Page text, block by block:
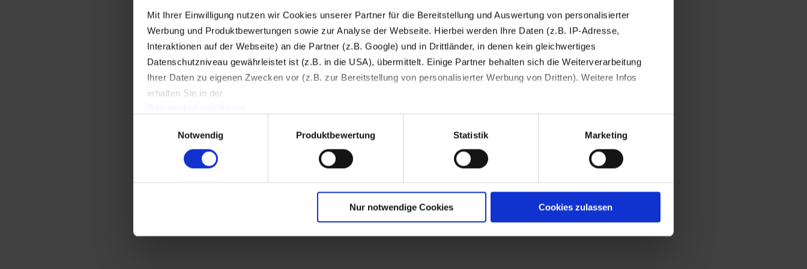
Mit Ihrer Einwilligung nutzen wir Cookies unserer Partner für die Bereitstellung und Auswertung von personalisierter
Werbung und Produktbewertungen sowie zur Analyse der Webseite. Hierbei werden Ihre Daten (z.B. IP-Adresse,
Interaktionen auf der Webseite) an die Partner (z.B. Google) und in Drittländer, in denen kein gleichwertiges
Datenschutzniveau gewährleistet ist (z.B. in die USA), übermittelt. Einige Partner behalten sich die Weiterverarbeitung
Ihrer Daten zu eigenen Zwecken vor (z.B. zur Bereitstellung von personalisierter Werbung von Dritten). Weitere Infos
erhalten Sie in der
Datenschutzerklärung
Impressum
Notwendig
Produktbewertung Statistik Marketing
Nur notwendige Cookies Cookies zulassen